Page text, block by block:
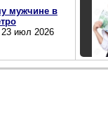
мужчине в
23 июл 2026